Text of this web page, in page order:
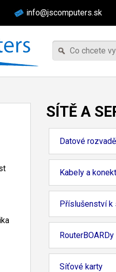
info@jscomputers.sk
SÍTĚ A
Datové
Kabely a
Příslušenství k
RouterBOARDy
Síťové karty